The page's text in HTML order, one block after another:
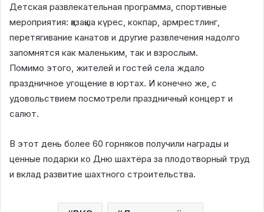
Детская развлекательная программа, спортивные
мероприятия: қазақша күрес, кокпар, армрестлинг,
перетягивание канатов и другие развлечения надолго
запомнятся как маленьким, так и взрослым.
Помимо этого, жителей и гостей села ждало
праздничное угощение в юртах. И конечно же, с
удовольствием посмотрели праздничный концерт и
салют.
В этот день более 60 горняков получили награды и
ценные подарки ко Дню шахтёра за плодотворный труд
и вклад развитие шахтного строительства.